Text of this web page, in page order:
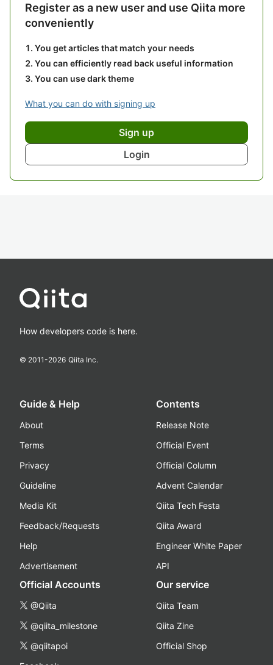
Register as a new user and use Qiita more
conveniently
You get articles that match your needs
You can efficiently read back useful information
You can use dark theme
What you can do with signing up
Sign up
Login
How developers code is here.
© 2011-2026 Qiita Inc.
Guide & Help
About
Terms
Privacy
Guideline
Media Kit
Feedback/Requests
Help
Advertisement
Contents
Release Note
Official Event
Official Column
Advent Calendar
Qiita Tech Festa
Qiita Award
Engineer White Paper
API
Official Accounts
@Qiita
@qiita_milestone
@qiitapoi
Our service
Qiita Team
Qiita Zine
Official Shop